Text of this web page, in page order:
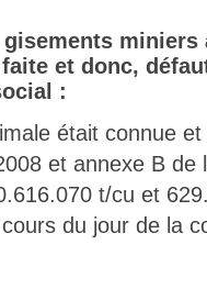
miniers
faite et donc,
:
était connue
et annexe B de
t/cu et
du jour de la